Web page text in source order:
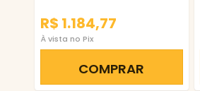
R$ 1.184,77
À vista no Pix
COMPRAR